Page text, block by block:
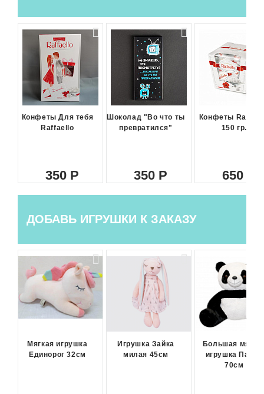
Конфеты Для тебя
Raffaello
350
Шоколад "Во что ты
превратился"
350
Конфеты
150 гр.
650
ДОБАВЬ ИГРУШКИ К ЗАКАЗУ
Мягкая игрушка
Единорог 32см
Игрушка Зайка
милая 45см
Большая
игрушка Панда
70см